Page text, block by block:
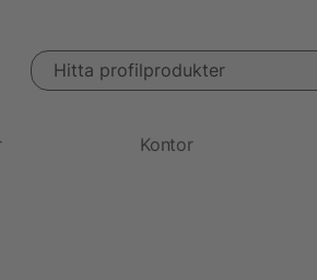
Hitta profilprodukter
Kontor